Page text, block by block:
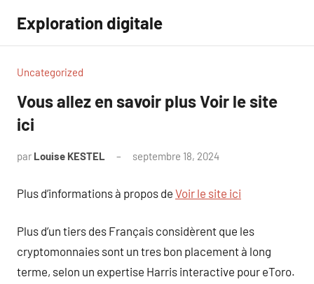
contenu
Exploration digitale
Uncategorized
Vous allez en savoir plus Voir le site
ici
par Louise KESTEL septembre 18, 2024
Plus d’informations à propos de Voir le site ici
Plus d’un tiers des Français considèrent que les
cryptomonnaies sont un tres bon placement à long
terme, selon un expertise Harris interactive pour eToro.